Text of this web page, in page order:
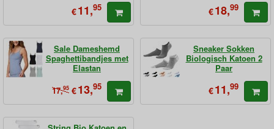
€11,95 €18,99
Sale Dameshemd
Spaghettibandjes met
Elastan
17,95 €13,95
Sneaker Sokken
Biologisch Katoen 2
Paar
€11,99